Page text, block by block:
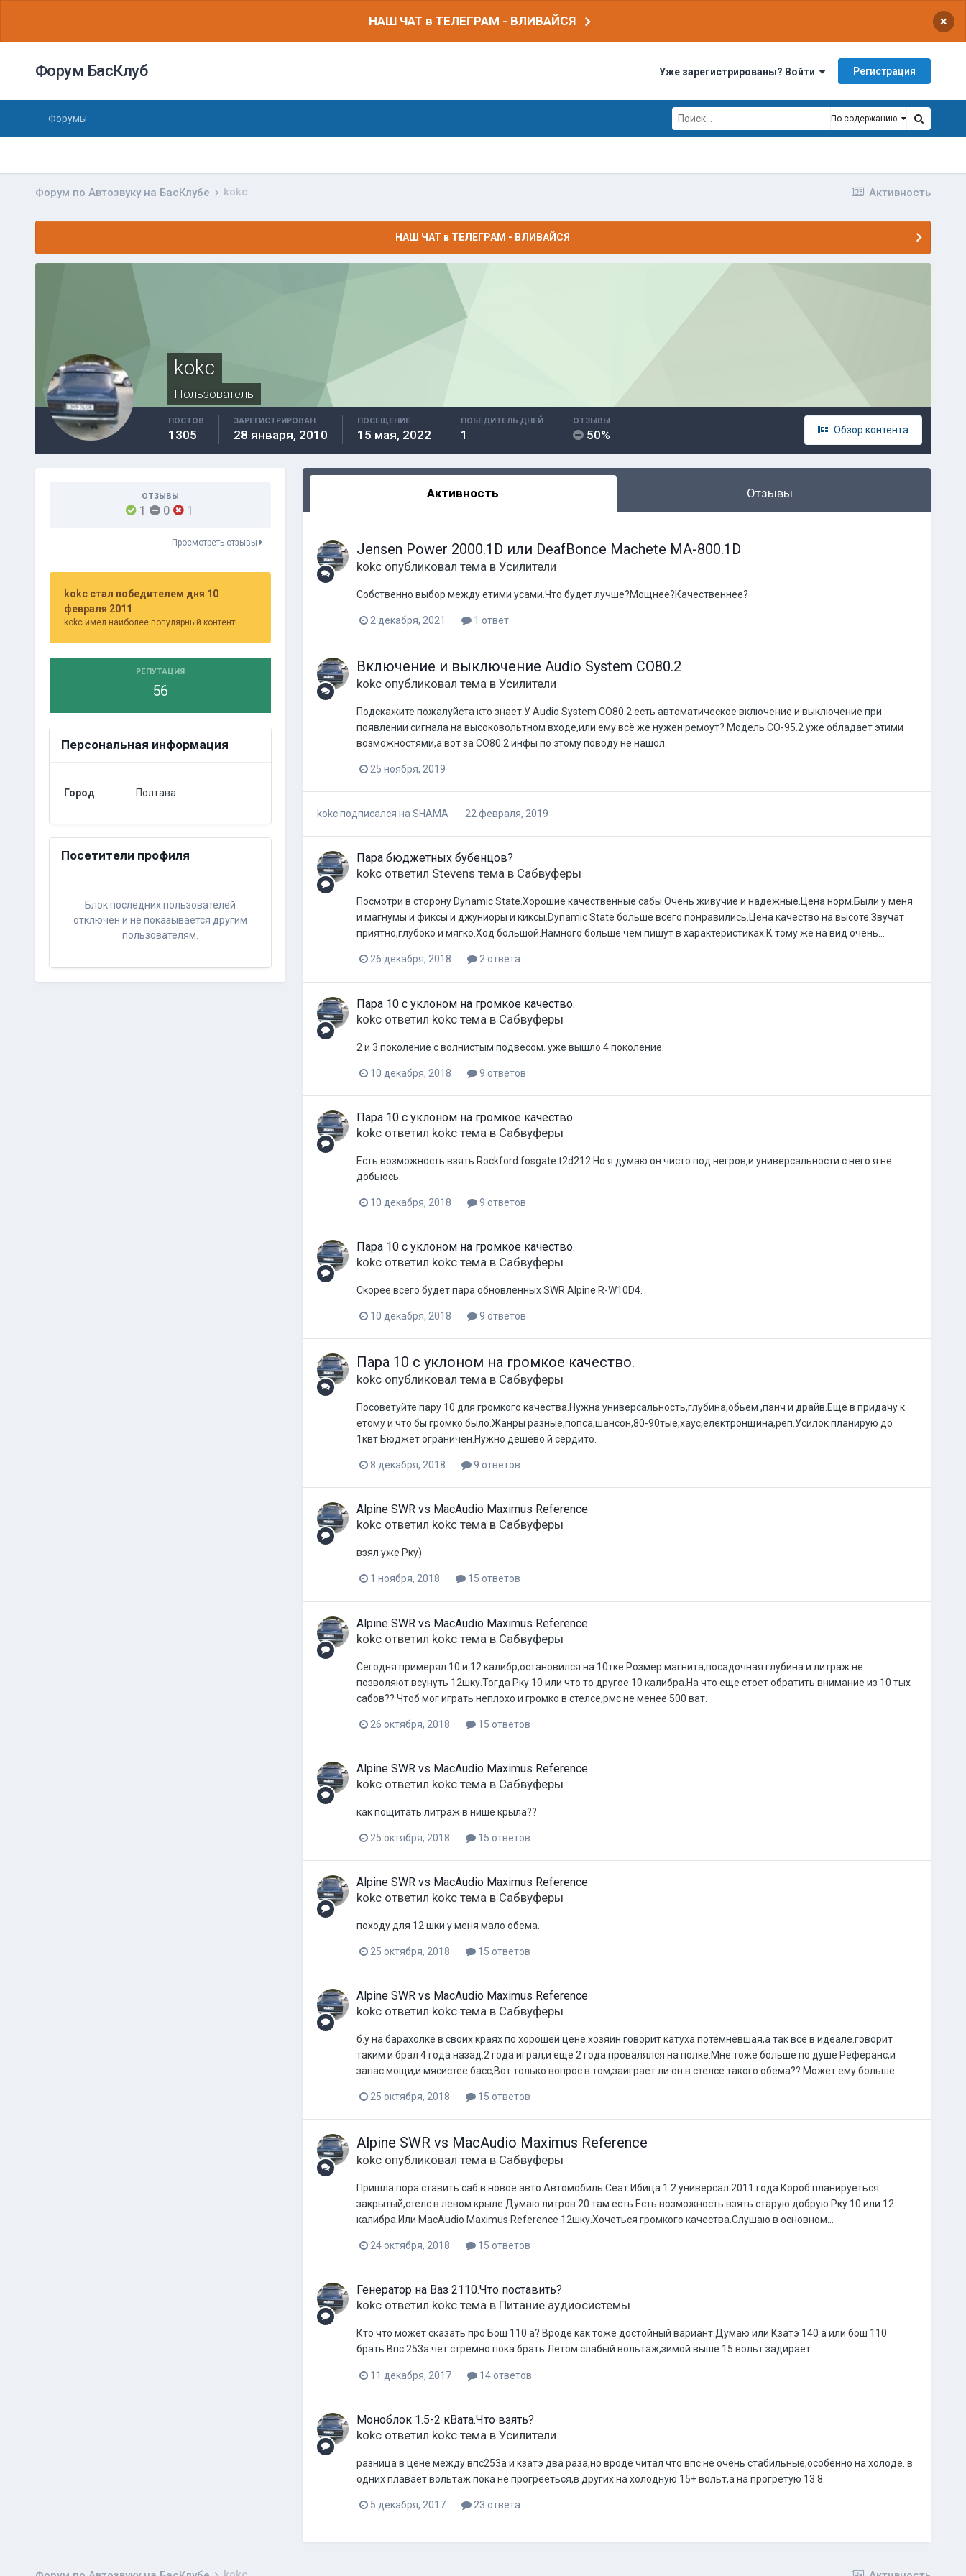
НАШ ЧАТ в ТЕЛЕГРАМ - ВЛИВАЙСЯ ×
Форум БасКлуб Уже зарегистрированы? Войти Регистрация
Форумы По содержанию
Активность
Форум по Автозвуку на БасКлубе kokc
НАШ ЧАТ в ТЕЛЕГРАМ - ВЛИВАЙСЯ
kokc
Пользователь
Обзор контента
ПОСТОВ
1305
ЗАРЕГИСТРИРОВАН
28 января, 2010
ПОСЕЩЕНИЕ
15 мая, 2022
ПОБЕДИТЕЛЬ ДНЕЙ
1
ОТЗЫВЫ
50%
ОТЗЫВЫ
1 0 1
Просмотреть отзывы
kokc стал победителем дня 10
февраля 2011
kokc имел наиболее популярный контент!
РЕПУТАЦИЯ
56
Персональная информация
Город Полтава
Посетители профиля
Блок последних пользователей
отключён и не показывается другим
пользователям.
Активность Отзывы
Jensen Power 2000.1D или DeafBonce Machete MA-800.1D
kokcопубликовал тема в Усилители
Собственно выбор между етими усами.Что будет лучше?Мощнее?Качественнее?
2 декабря, 2021 1 ответ
Включение и выключение Audio System CO80.2
kokcопубликовал тема в Усилители
Подскажите пожалуйста кто знает.У Audio System CO80.2 есть автоматическое включение и выключение при
появлении сигнала на высоковольтном входе,или ему всё же нужен ремоут? Модель CO-95.2 уже обладает этими
возможностями,а вот за CO80.2 инфы по этому поводу не нашол.
25 ноября, 2019
kokcподписался наSHAMA 22 февраля, 2019
Пара бюджетных бубенцов?
kokcответил Stevens тема в Сабвуферы
Посмотри в сторону Dynamic State.Хорошие качественные сабы.Очень живучие и надежные.Цена норм.Были у меня
и магнумы и фиксы и джуниоры и киксы.Dynamic State больше всего понравились.Цена качество на высоте.Звучат
приятно,глубоко и мягко.Ход большой.Намного больше чем пишут в характеристиках.К тому же на вид очень...
26 декабря, 2018 2 ответа
Пара 10 с уклоном на громкое качество.
kokcответил kokcтема в Сабвуферы
2 и 3 поколение с волнистым подвесом. уже вышло 4 поколение.
10 декабря, 2018 9 ответов
Пара 10 с уклоном на громкое качество.
kokcответил kokcтема в Сабвуферы
Есть возможность взять Rockford fosgate t2d212.Но я думаю он чисто под негров,и универсальности с него я не
добьюсь.
10 декабря, 2018 9 ответов
Пара 10 с уклоном на громкое качество.
kokcответил kokcтема в Сабвуферы
Скорее всего будет пара обновленных SWR Alpine R-W10D4.
10 декабря, 2018 9 ответов
Пара 10 с уклоном на громкое качество.
kokcопубликовал тема в Сабвуферы
Посоветуйте пару 10 для громкого качества.Нужна универсальность,глубина,обьем ,панч и драйв.Еще в придачу к
етому и что бы громко было.Жанры разные,попса,шансон,80-90тые,хаус,електронщина,реп.Усилок планирую до
1квт.Бюджет ограничен.Нужно дешево й сердито.
8 декабря, 2018 9 ответов
Alpine SWR vs MacAudio Maximus Reference
kokcответил kokcтема в Сабвуферы
взял уже Рку)
1 ноября, 2018 15 ответов
Alpine SWR vs MacAudio Maximus Reference
kokcответил kokcтема в Сабвуферы
Сегодня примерял 10 и 12 калибр,остановился на 10тке.Розмер магнита,посадочная глубина и литраж не
позволяют всунуть 12шку.Тогда Рку 10 или что то другое 10 калибра.На что еще стоет обратить внимание из 10 тых
сабов?? Чтоб мог играть неплохо и громко в стелсе,рмс не менее 500 ват.
26 октября, 2018 15 ответов
Alpine SWR vs MacAudio Maximus Reference
kokcответил kokcтема в Сабвуферы
как пощитать литраж в нише крыла??
25 октября, 2018 15 ответов
Alpine SWR vs MacAudio Maximus Reference
kokcответил kokcтема в Сабвуферы
походу для 12 шки у меня мало обема.
25 октября, 2018 15 ответов
Alpine SWR vs MacAudio Maximus Reference
kokcответил kokcтема в Сабвуферы
б.у на барахолке в своих краях по хорошей цене.хозяин говорит катуха потемневшая,а так все в идеале.говорит
таким и брал 4 года назад.2 года играл,и еще 2 года провалялся на полке.Мне тоже больше по душе Реферанс,и
запас мощи,и мясистее басс,Вот только вопрос в том,заиграет ли он в стелсе такого обема?? Может ему больше...
25 октября, 2018 15 ответов
Alpine SWR vs MacAudio Maximus Reference
kokcопубликовал тема в Сабвуферы
Пришла пора ставить саб в новое авто.Автомобиль Сеат Ибица 1.2 универсал 2011 года.Короб планируеться
закрытый,стелс в левом крыле.Думаю литров 20 там есть.Есть возможность взять старую добрую Рку 10 или 12
калибра.Или MacAudio Maximus Reference 12шку.Хочеться громкого качества.Слушаю в основном...
24 октября, 2018 15 ответов
Генератор на Ваз 2110.Что поставить?
kokcответил kokcтема в Питание аудиосистемы
Кто что может сказать про Бош 110 а? Вроде как тоже достойный вариант.Думаю или Кзатэ 140 а или бош 110
брать.Впс 253а чет стремно пока брать.Летом слабый вольтаж,зимой выше 15 вольт задирает.
11 декабря, 2017 14 ответов
Моноблок 1.5-2 кВата.Что взять?
kokcответил kokcтема в Усилители
разница в цене между впс253а и кзатэ два раза,но вроде читал что впс не очень стабильные,особенно на холоде. в
одних плавает вольтаж пока не прогрееться,в других на холодную 15+ вольт,а на прогретую 13.8.
5 декабря, 2017 23 ответа